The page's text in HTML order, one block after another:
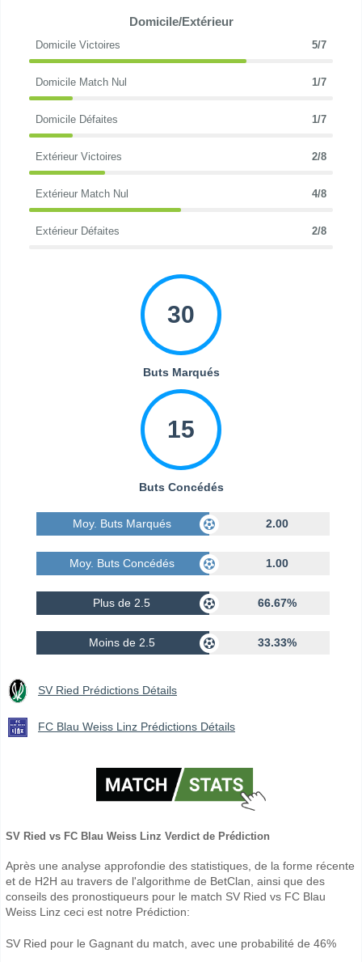
Domicile/Extérieur
Domicile Victoires 5/7
Domicile Match Nul 1/7
Domicile Défaites 1/7
Extérieur Victoires 2/8
Extérieur Match Nul 4/8
Extérieur Défaites 2/8
30
Buts Marqués
15
Buts Concédés
Moy. Buts Marqués 2.00
Moy. Buts Concédés 1.00
Plus de 2.5 66.67%
Moins de 2.5 33.33%
SV Ried Prédictions Détails
FC Blau Weiss Linz Prédictions Détails
SV Ried vs FC Blau Weiss Linz Verdict de Prédiction
Après une analyse approfondie des statistiques, de la forme récente
et de H2H au travers de l'algorithme de BetClan, ainsi que des
conseils des pronostiqueurs pour le match SV Ried vs FC Blau
Weiss Linz ceci est notre Prédiction:
SV Ried pour le Gagnant du match, avec une probabilité de 46%